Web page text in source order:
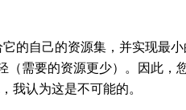
的自己的资源集，并实现最
（需要的资源更少）。因此
我认为这是不可能的。